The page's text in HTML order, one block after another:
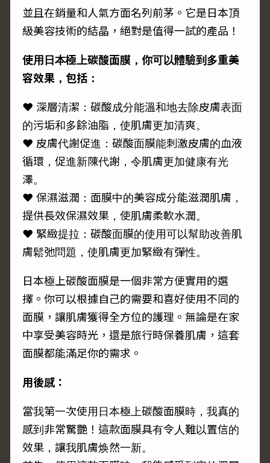
並且在銷量和人氣方面名列前茅。它是日本頂
級美容技術的結晶，絕對是值得一試的產品！
使用日本極上碳酸面膜，你可以體驗到多重美
容效果，包括：
♥ 深層清潔：碳酸成分能溫和地去除皮膚表面
的污垢和多餘油脂，使肌膚更加清爽。
♥ 皮膚代謝促進：碳酸面膜能刺激皮膚的血液
循環，促進新陳代謝，令肌膚更加健康有光
澤。
♥ 保濕滋潤：面膜中的美容成分能滋潤肌膚，
提供長效保濕效果，使肌膚柔軟水潤。
♥ 緊緻提拉：碳酸面膜的使用可以幫助改善肌
膚鬆弛問題，使肌膚更加緊緻有彈性。
日本極上碳酸面膜是一個非常方便實用的選
擇。你可以根據自己的需要和喜好使用不同的
面膜，讓肌膚獲得全方位的護理。無論是在家
中享受美容時光，還是旅行時保養肌膚，這套
面膜都能滿足你的需求。
用後感：
當我第一次使用日本極上碳酸面膜時，我真的
感到非常驚艷！這款面膜具有令人難以置信的
效果，讓我肌膚焕然一新。